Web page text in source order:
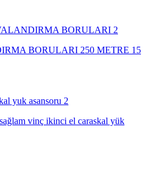
BORULARI 250 METRE 15
vinç ikinci el caraskal yük